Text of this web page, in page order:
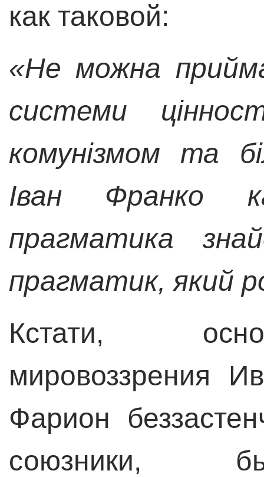
как таковой:
«Не можна
системи
комунізмом та
Іван Франко
прагматика
прагматик, який
Кстати,
мировоззрения
Фарион
союзники,